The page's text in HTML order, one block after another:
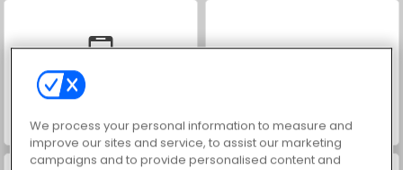
Encorder Spiral Jump 3D
We process your personal information to measure and
improve our sites and service, to assist our marketing
campaigns and to provide personalised content and